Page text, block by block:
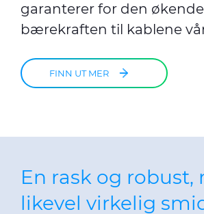
garanterer for den økende
bærekraften til kablene
FINN UT MER
En rask og robust,
likevel virkelig